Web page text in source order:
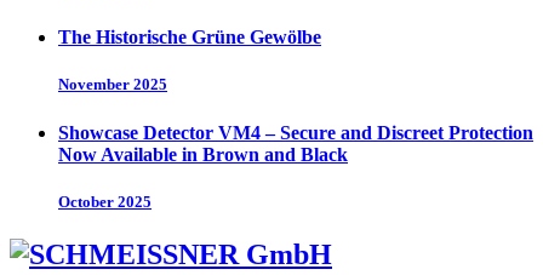
The Historische Grüne Gewölbe
November 2025
Showcase Detector VM4 – Secure and Discreet Protection
Now Available in Brown and Black
October 2025